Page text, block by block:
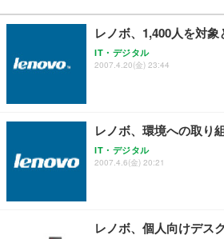
Sezlife オフィスチェア デ
ション PCチェア 通気性
￥7,680
ション PCチェア 通気性メ
￥7,680
勤務 ブラック
【純正品】27"ゲーミング
￥49,979
【整備済み品】Dell
￥15,800
ネオ・ルーライフ ネオ・
￥1,800
Smart Basic(スマートベ
￥3,670
レノボ、1,400人を対
IT・デジタル
2007.4.20(金) 23:44
レノボ、環境への取り
IT・デジタル
2007.4.6(金) 20:21
レノボ、個人向けデス